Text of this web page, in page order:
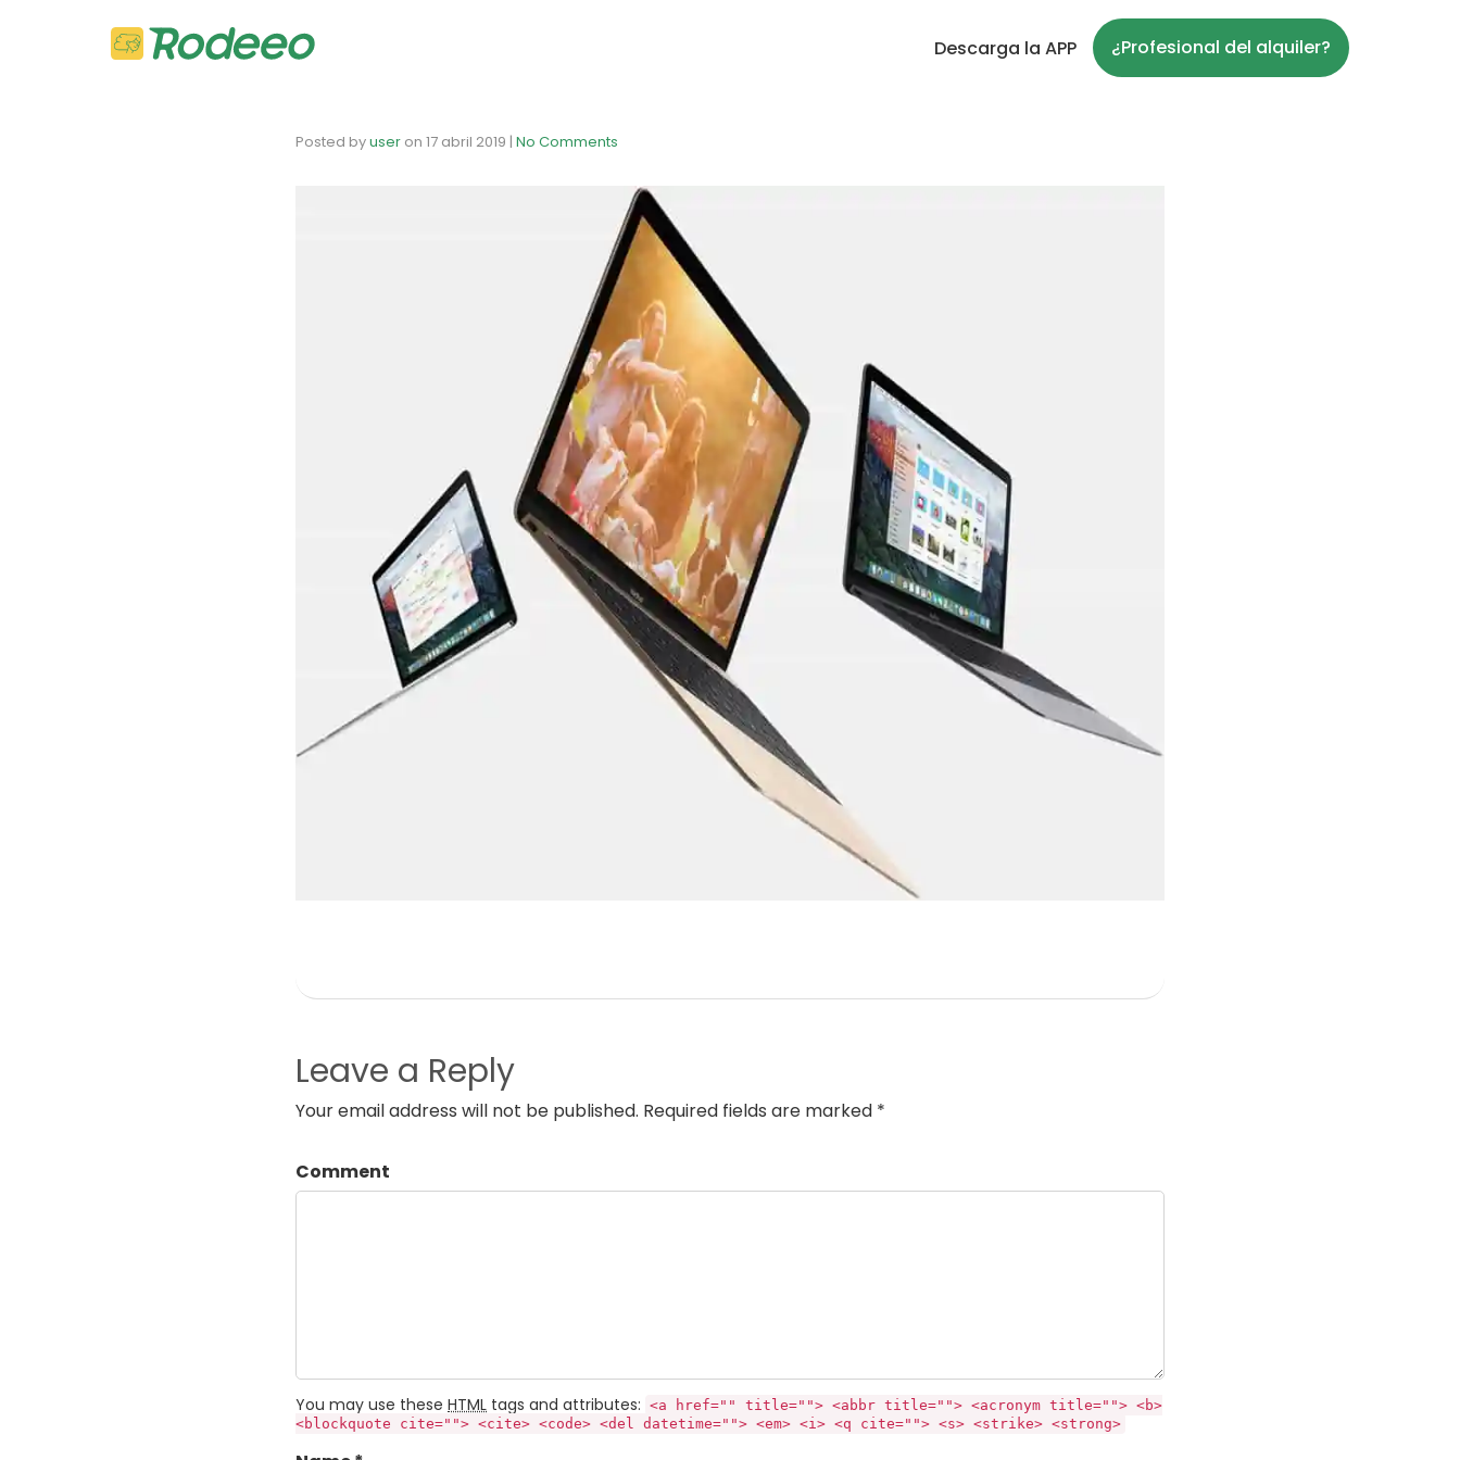
Descarga la APP ¿Profesional del alquiler?
Posted byuser on 17 abril 2019 | No Comments
Leave a Reply
Your email address will not be published. Required fields are marked *
Comment
You may use these HTML tags and attributes: <a href="" title=""> <abbr title=""> <acronym title=""> <b>
<blockquote cite=""> <cite> <code> <del datetime=""> <em> <i> <q cite=""> <s> <strike> <strong>